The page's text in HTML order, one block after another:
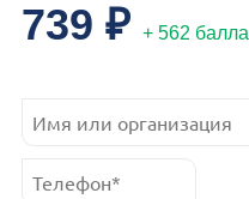
739 ₽ + 562 балла